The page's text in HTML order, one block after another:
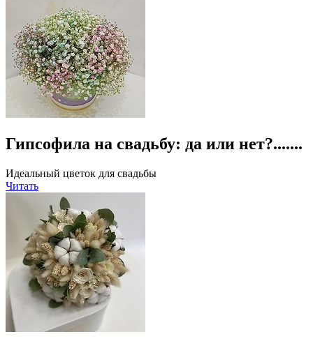
Гипсофила на свадьбу: да или нет?.......
Идеальный цветок для свадьбы
Читать